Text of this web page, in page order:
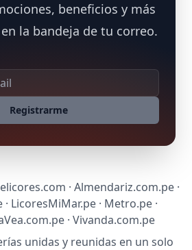
beneficios y más
la bandeja de tu correo.
Registrarme
· Almendariz.com.pe ·
LicoresMiMar.pe · Metro.pe ·
· Vivanda.com.pe
unidas y reunidas en un solo